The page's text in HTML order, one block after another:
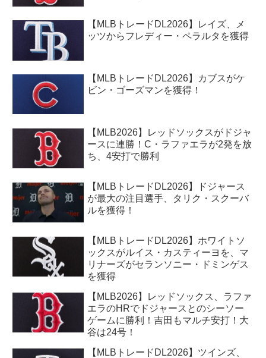
【MLBトレードDL2026】レイズ、メ
ッツからフレディー・ペラルタを獲得
【MLBトレードDL2026】カブスがケ
ビン・ゴーズマンを獲得！
【MLB2026】レッドソックスがドジャ
ースに連勝！C・ラファエラが2発を放
ち、4安打で勝利
【MLBトレードDL2026】ドジャース
が最大の注目選手、タリク・スクーバ
ルを獲得！
【MLBトレードDL2026】ホワイトソ
ックスがルイス・カスティーヨを、マ
リナーズがセランソニー・ドミンゲス
を獲得
【MLB2026】レッドソックス、ラファ
エラのHRでドジャースとのシーソー
ゲームに勝利！吉田もマルチ安打！大
谷は24号！
【MLBトレードDL2026】ツインズ、